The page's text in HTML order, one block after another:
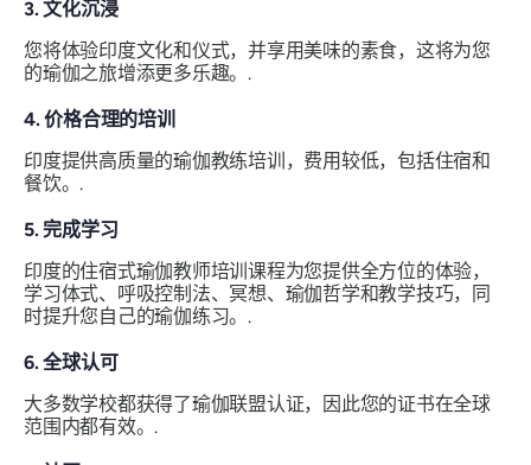
3. 文化沉浸
您将体验印度文化和仪式，并享用美味的素食，这将为您
的瑜伽之旅增添更多乐趣。.
4. 价格合理的培训
印度提供高质量的瑜伽教练培训，费用较低，包括住宿和
餐饮。.
5. 完成学习
印度的住宿式瑜伽教师培训课程为您提供全方位的体验，
学习体式、呼吸控制法、冥想、瑜伽哲学和教学技巧，同
时提升您自己的瑜伽练习。.
6. 全球认可
大多数学校都获得了瑜伽联盟认证，因此您的证书在全球
范围内都有效。.